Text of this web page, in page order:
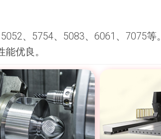
、5754、5083、6061、7075等。
能优良。